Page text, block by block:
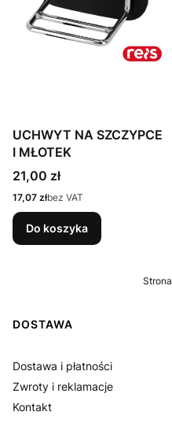
UCHWYT NA SZCZYPCE
I MŁOTEK
Cena
21,00 zł
Cena
17,07 złbez VAT
Do koszyka
Strona
Linki w stopce
DOSTAWA
Dostawa i płatności
Zwroty i reklamacje
Kontakt